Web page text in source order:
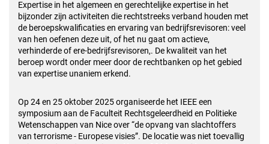
Expertise in het algemeen en gerechtelijke expertise in het
bijzonder zijn activiteiten die rechtstreeks verband houden met
de beroepskwalificaties en ervaring van bedrijfsrevisoren: veel
van hen oefenen deze uit, of het nu gaat om actieve,
verhinderde of ere-bedrijfsrevisoren,. De kwaliteit van het
beroep wordt onder meer door de rechtbanken op het gebied
van expertise unaniem erkend.
Op 24 en 25 oktober 2025 organiseerde het IEEE een
symposium aan de Faculteit Rechtsgeleerdheid en Politieke
Wetenschappen van Nice over “de opvang van slachtoffers
van terrorisme - Europese visies”. De locatie was niet toevallig